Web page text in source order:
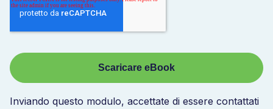
Inviando questo modulo, accettate di essere contattati